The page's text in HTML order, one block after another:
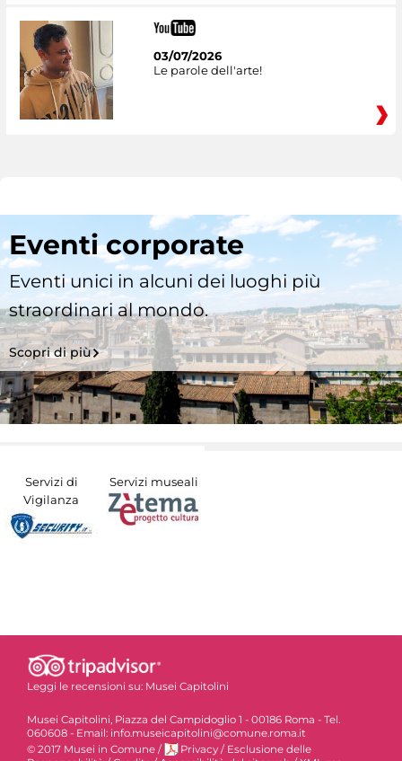
03/07/2026
Le parole dell'arte!
Eventi corporate
Eventi unici in alcuni dei luoghi più
straordinari al mondo.
Scopri di più
Servizi di
Vigilanza
Servizi museali
Leggi le recensioni su: Musei Capitolini
Musei Capitolini, Piazza del Campidoglio 1 - 00186 Roma - Tel.
060608 - Email: info.museicapitolini@comune.roma.it
© 2017 Musei in Comune / Privacy / Esclusione delle